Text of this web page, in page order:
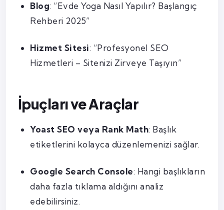
Blog: “Evde Yoga Nasıl Yapılır? Başlangıç
Rehberi 2025”
Hizmet Sitesi: “Profesyonel SEO
Hizmetleri – Sitenizi Zirveye Taşıyın”
İpuçları ve Araçlar
Yoast SEO veya Rank Math: Başlık
etiketlerini kolayca düzenlemenizi sağlar.
Google Search Console: Hangi başlıkların
daha fazla tıklama aldığını analiz
edebilirsiniz.